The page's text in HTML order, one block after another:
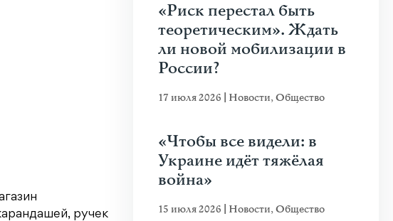
ручек
«Риск перестал быть
теоретическим». Ждать
ли новой мобилизации в
России?
17 июля 2026 Новости,Общество
«Чтобы все видели: в
Украине идёт тяжёлая
война»
15 июля 2026 Новости,Общество